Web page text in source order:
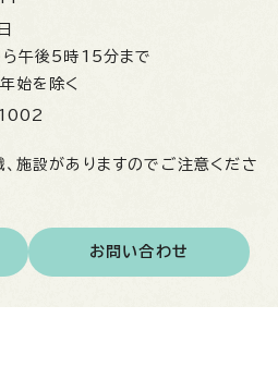
午後5時15分まで
始を除く
施設がありますのでご注意くださ
お問い合わせ